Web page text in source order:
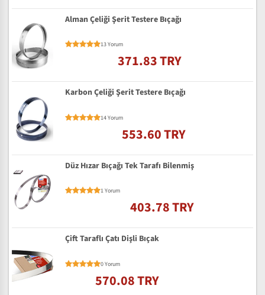
Alman Çeliği Şerit Testere Bıçağı
13 Yorum
371.83 TRY
Karbon Çeliği Şerit Testere Bıçağı
14 Yorum
553.60 TRY
Düz Hızar Bıçağı Tek Tarafı Bilenmiş
1 Yorum
403.78 TRY
Çift Taraflı Çatı Dişli Bıçak
0 Yorum
570.08 TRY